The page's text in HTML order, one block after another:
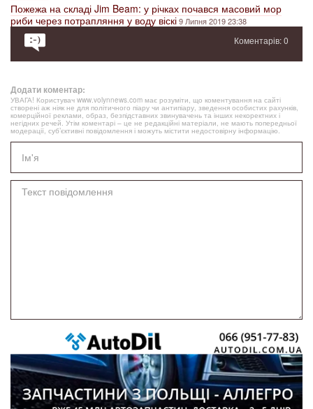
Пожежа на складі Jim Beam: у річках почався масовий мор
риби через потрапляння у воду віскі9 Липня 2019 23:38
Коментарів: 0
Додати коментар:
УВАГА! Користувач www.volynnews.com має розуміти, що коментування на сайті
створені аж ніяк не для політичного піару чи антипіару, зведення особистих рахунків,
комерційної реклами, образ, безпідставних звинувачень та інших некоректних і
негідних речей. Утім коментарі – це не редакційні матеріали, не мають попередньої
модерації, суб’єктивні повідомлення і можуть містити недостовірну інформацію.